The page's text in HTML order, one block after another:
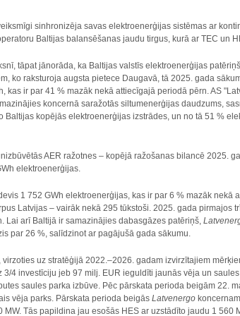
sinhronizēja savas elektroenerģijas sistēmas ar
Baltijas balansēšanas jaudu tirgus, kurā ar TEC un
tāpat jānorāda, ka Baltijas valstīs elektroenerģijas
ko raksturoja augsta pietece Daugavā, tā 2025. gada
kas ir par 41 % mazāk nekā attiecīgajā periodā pērn. AS
koncernā saražotās siltumenerģijas daudzums,
Baltijas kopējās elektroenerģijas izstrādes, un no tā 51 %
AER ražotnes – kopējā ražošanas bilancē 2025.
elektroenerģijas.
1 752 GWh elektroenerģijas, kas ir par 6 % mazāk
Latvijas – vairāk nekā 295 tūkstoši. 2025. gada
Lai arī Baltijā ir samazinājies dabasgāzes patēriņš,
par 26 %, salīdzinot ar pagājušā gada sākumu.
uz stratēģijā 2022.–2026. gadam izvirzītajiem
4 investīciju jeb 97 milj. EUR ieguldīti jaunās vēja un
saules parka izbūve. Pēc pārskata perioda beigām 22.
vēja parks. Pārskata perioda beigāsLatvenergo
Tās papildina jau esošās HES ar uzstādīto jaudu 1 560